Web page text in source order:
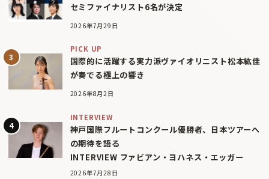
セミファイナリスト6名が決定
2026年7月29日
PICK UP
国際的に活躍する実力派ヴァイオリニスト松本紘佳
が奏でる極上の響き
2026年8月2日
INTERVIEW
神戸国際フルートコンクール優勝者、日本ツアーへ
の期待を語る
INTERVIEW ファビアン・ヨハネス・エッガー
2026年7月28日